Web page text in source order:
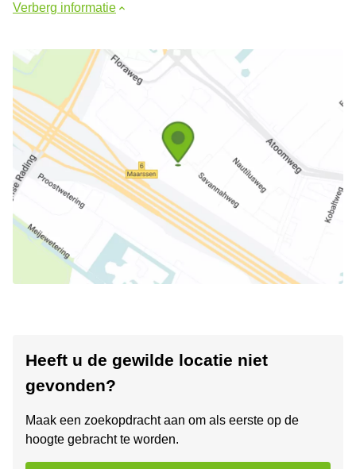
Verberg informatie
Heeft u de gewilde locatie niet
gevonden?
Maak een zoekopdracht aan om als eerste op de
hoogte gebracht te worden.